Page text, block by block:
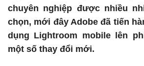
chuyên nghiệp được nhiều
chọn, mới đây Adobe đã tiến
dụng Lightroom mobile lên
một số thay đổi mới.